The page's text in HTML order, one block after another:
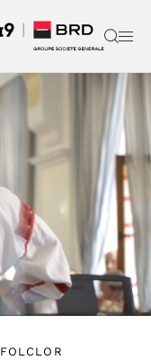
FOLCLOR